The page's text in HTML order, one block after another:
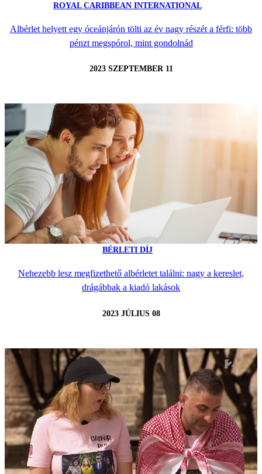
ROYAL CARIBBEAN INTERNATIONAL
Albérlet helyett egy óceánjárón tölti az év nagy részét a férfi: több
pénzt megspórol, mint gondolnád
2023 SZEPTEMBER 11
BÉRLETI DÍJ
Nehezebb lesz megfizethető albérletet találni: nagy a kereslet,
drágábbak a kiadó lakások
2023 JÚLIUS 08